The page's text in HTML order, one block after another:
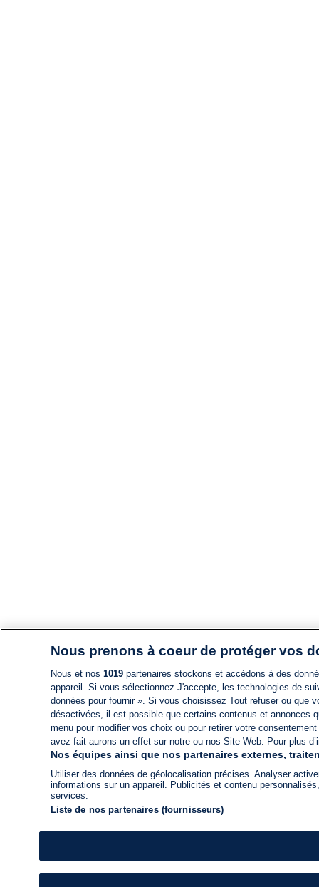
Nous prenons à coeur de protéger vos
Nous et nos 1019partenaires stockons et accédons à des
appareil. Si vous sélectionnez J'accepte, les technologies de
données pour fournir ». Si vous choisissez Tout refuser ou
désactivées, il est possible que certains contenus et annonces
menu pour modifier vos choix ou pour retirer votre
avez fait aurons un effet sur notre ou nos Site Web. Pour plus
Nos équipes ainsi que nos partenaires externes,
Utiliser des données de géolocalisation précises. Analyser
informations sur un appareil. Publicités et contenu
services.
Liste de nos partenaires (fournisseurs)